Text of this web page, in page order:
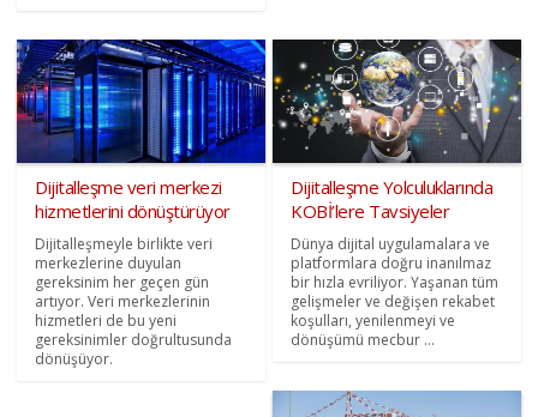
Dijitalleşme veri merkezi
hizmetlerini dönüştürüyor
Dijitalleşmeyle birlikte veri
merkezlerine duyulan
gereksinim her geçen gün
artıyor. Veri merkezlerinin
hizmetleri de bu yeni
gereksinimler doğrultusunda
dönüşüyor.
Dijitalleşme Yolculuklarında
KOBİ’lere Tavsiyeler
Dünya dijital uygulamalara ve
platformlara doğru inanılmaz
bir hızla evriliyor. Yaşanan tüm
gelişmeler ve değişen rekabet
koşulları, yenilenmeyi ve
dönüşümü mecbur ...